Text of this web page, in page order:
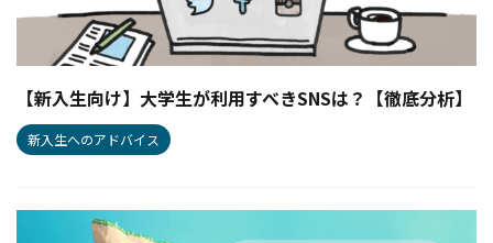
【新入生向け】大学生が利用すべきSNSは？【徹底分析】
新入生へのアドバイス